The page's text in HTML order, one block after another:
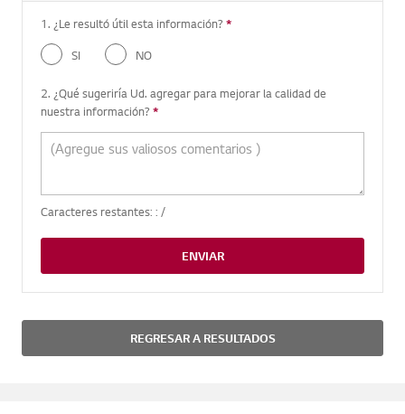
1. ¿Le resultó útil esta información? *
SI
NO
2. ¿Qué sugeriría Ud. agregar para mejorar la calidad de
nuestra información? *
Caracteres restantes: : /
ENVIAR
REGRESAR A RESULTADOS